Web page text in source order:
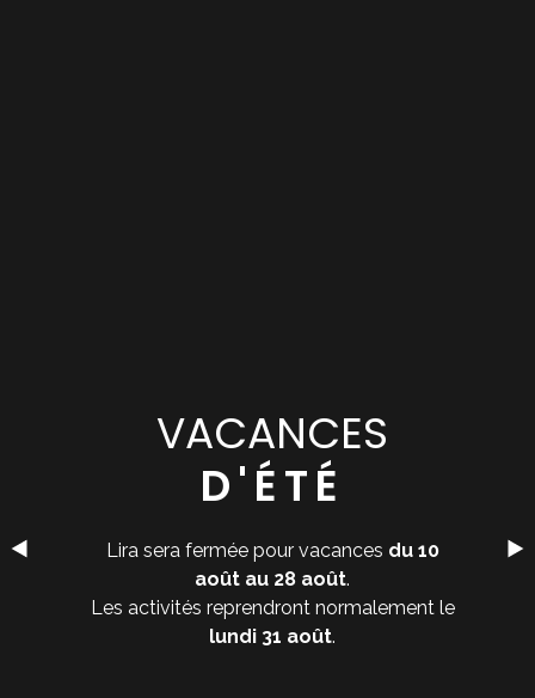
VACANCES
D'ÉTÉ
Lira sera fermée pour vacances du 10
août au 28 août.
Les activités reprendront normalement le
lundi 31 août.